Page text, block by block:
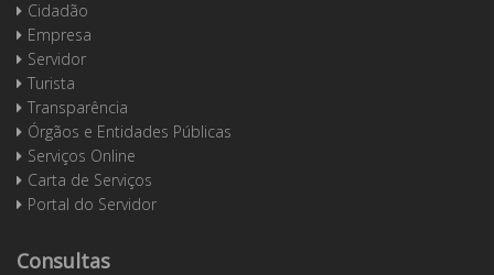
Cidadão
Empresa
Servidor
Turista
Transparência
Órgãos e Entidades Públicas
Serviços Online
Carta de Serviços
Portal do Servidor
Consultas